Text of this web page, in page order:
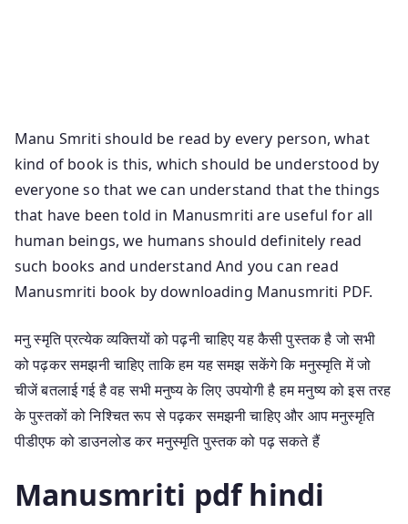
Manu Smriti should be read by every person, what
kind of book is this, which should be understood by
everyone so that we can understand that the things
that have been told in Manusmriti are useful for all
human beings, we humans should definitely read
such books and understand And you can read
Manusmriti book by downloading Manusmriti PDF.
मनु स्मृति प्रत्येक व्यक्तियों को पढ़नी चाहिए यह कैसी पुस्तक है जो सभी
को पढ़कर समझनी चाहिए ताकि हम यह समझ सकेंगे कि मनुस्मृति में जो
चीजें बतलाई गई है वह सभी मनुष्य के लिए उपयोगी है हम मनुष्य को इस तरह
के पुस्तकों को निश्चित रूप से पढ़कर समझनी चाहिए और आप मनुस्मृति
पीडीएफ को डाउनलोड कर मनुस्मृति पुस्तक को पढ़ सकते हैं
Manusmriti pdf hindi